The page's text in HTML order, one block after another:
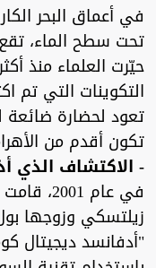
تحت سطح الماء،
حيّرت العلماء منذ
التكوينات التي تم
تعود لحضارة ضائعة
تكون أقدم من
- الاكتشاف الذي
في عام
زيلتسكي وزوجها
"أدفانسد ديجيتال